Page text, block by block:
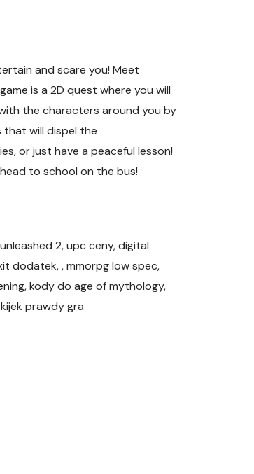
and scare you! Meet
is a 2D quest where you will
the characters around you by
that will dispel the
or just have a peaceful lesson!
to school on the bus!
2, upc ceny, digital
dodatek, , mmorpg low spec,
kody do age of mythology,
prawdy gra